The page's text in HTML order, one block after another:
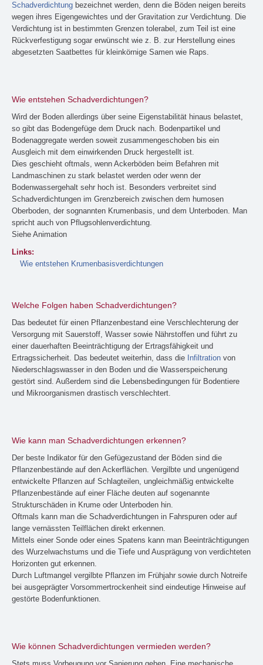
Schadverdichtung bezeichnet werden, denn die Böden neigen bereits
wegen ihres Eigengewichtes und der Gravitation zur Verdichtung. Die
Verdichtung ist in bestimmten Grenzen tolerabel, zum Teil ist eine
Rückverfestigung sogar erwünscht wie z. B. zur Herstellung eines
abgesetzten Saatbettes für kleinkörnige Samen wie Raps.
Wie entstehen Schadverdichtungen?
Wird der Boden allerdings über seine Eigenstabilität hinaus belastet,
so gibt das Bodengefüge dem Druck nach. Bodenpartikel und
Bodenaggregate werden soweit zusammengeschoben bis ein
Ausgleich mit dem einwirkenden Druck hergestellt ist.
Dies geschieht oftmals, wenn Ackerböden beim Befahren mit
Landmaschinen zu stark belastet werden oder wenn der
Bodenwassergehalt sehr hoch ist. Besonders verbreitet sind
Schadverdichtungen im Grenzbereich zwischen dem humosen
Oberboden, der sognannten Krumenbasis, und dem Unterboden. Man
spricht auch von Pflugsohlenverdichtung.
Siehe Animation
Links:
Wie entstehen Krumenbasisverdichtungen
Welche Folgen haben Schadverdichtungen?
Das bedeutet für einen Pflanzenbestand eine Verschlechterung der
Versorgung mit Sauerstoff, Wasser sowie Nährstoffen und führt zu
einer dauerhaften Beeinträchtigung der Ertragsfähigkeit und
Ertragssicherheit. Das bedeutet weiterhin, dass die Infiltration von
Niederschlagswasser in den Boden und die Wasserspeicherung
gestört sind. Außerdem sind die Lebensbedingungen für Bodentiere
und Mikroorganismen drastisch verschlechtert.
Wie kann man Schadverdichtungen erkennen?
Der beste Indikator für den Gefügezustand der Böden sind die
Pflanzenbestände auf den Ackerflächen. Vergilbte und ungenügend
entwickelte Pflanzen auf Schlagteilen, ungleichmäßig entwickelte
Pflanzenbestände auf einer Fläche deuten auf sogenannte
Strukturschäden in Krume oder Unterboden hin.
Oftmals kann man die Schadverdichtungen in Fahrspuren oder auf
lange vernässten Teilflächen direkt erkennen.
Mittels einer Sonde oder eines Spatens kann man Beeinträchtigungen
des Wurzelwachstums und die Tiefe und Ausprägung von verdichteten
Horizonten gut erkennen.
Durch Luftmangel vergilbte Pflanzen im Frühjahr sowie durch Notreife
bei ausgeprägter Vorsommertrockenheit sind eindeutige Hinweise auf
gestörte Bodenfunktionen.
Wie können Schadverdichtungen vermieden werden?